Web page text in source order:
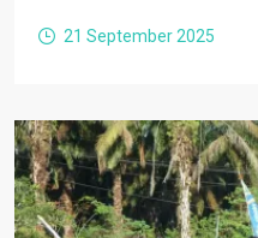
21 September 2025